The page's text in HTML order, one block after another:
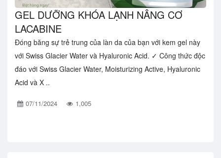
GEL DƯỠNG KHÓA LẠNH NÂNG CƠ
LACABINE
Đóng băng sự trẻ trung của làn da của bạn với kem gel này
với Swiss Glacier Water và Hyaluronic Acid. ✓ Công thức độc
đáo với Swiss Glacier Water, Moisturizing Active, Hyaluronic
Acid và X ..
07/11/2024 1,005